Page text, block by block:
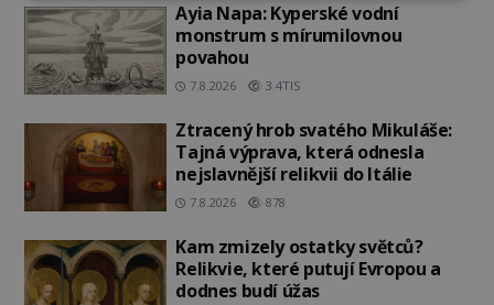
Ayia Napa: Kyperské vodní
monstrum s mírumilovnou
povahou
7.8.2026 3.4TIS
Ztracený hrob svatého Mikuláše:
Tajná výprava, která odnesla
nejslavnější relikvii do Itálie
7.8.2026 878
Kam zmizely ostatky světců?
Relikvie, které putují Evropou a
dodnes budí úžas